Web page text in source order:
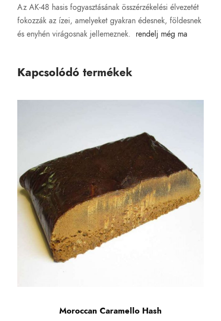
Az AK-48 hasis fogyasztásának összérzékelési élvezetét
fokozzák az ízei, amelyeket gyakran édesnek, földesnek
és enyhén virágosnak jellemeznek. rendelj még ma
Kapcsolódó termékek
Moroccan Caramello Hash